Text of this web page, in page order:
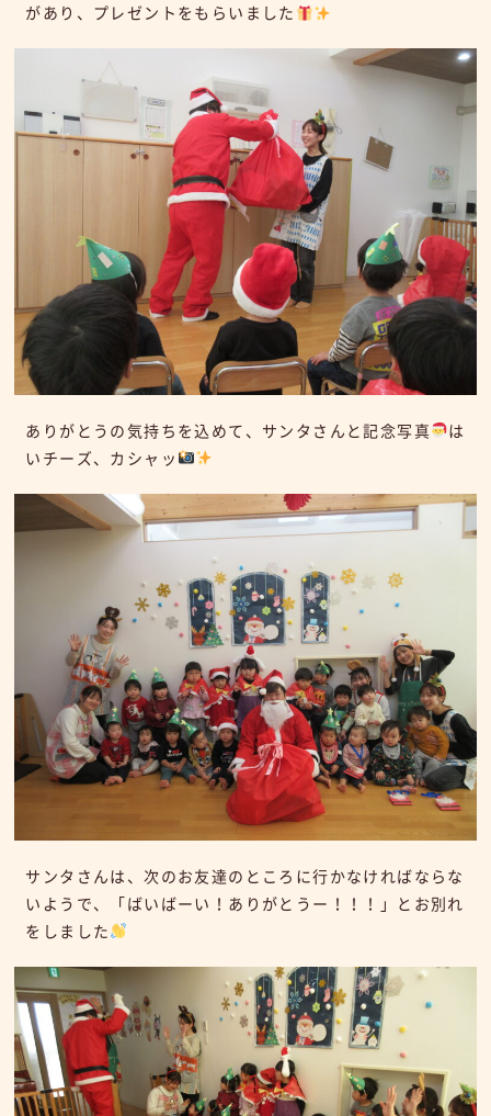
があり、プレゼントをもらいました
ありがとうの気持ちを込めて、サンタさんと記念写真
は
いチーズ、カシャッ
サンタさんは、次のお友達のところに行かなければならな
いようで、「ばいばーい！ありがとうー！！！」とお別れ
をしました